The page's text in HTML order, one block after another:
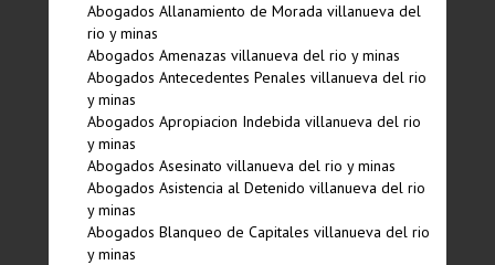
Abogados Allanamiento de Morada villanueva del
rio y minas
Abogados Amenazas villanueva del rio y minas
Abogados Antecedentes Penales villanueva del rio
y minas
Abogados Apropiacion Indebida villanueva del rio
y minas
Abogados Asesinato villanueva del rio y minas
Abogados Asistencia al Detenido villanueva del rio
y minas
Abogados Blanqueo de Capitales villanueva del rio
y minas